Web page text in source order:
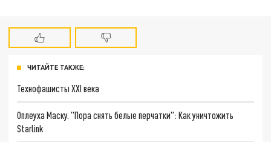
ЧИТАЙТЕ ТАКЖЕ:
Технофашисты XXI века
Оплеуха Маску. "Пора снять белые перчатки": Как уничтожить
Starlink